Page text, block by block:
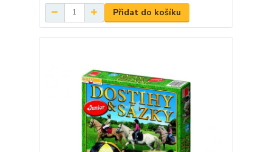
Přidat do košíku